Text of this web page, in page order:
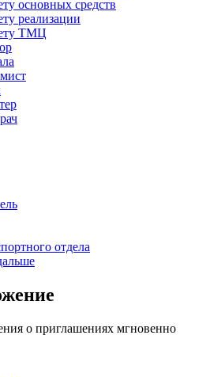
основных средств
реализации
ТМЦ
отдела
о приглашениях мгновенно